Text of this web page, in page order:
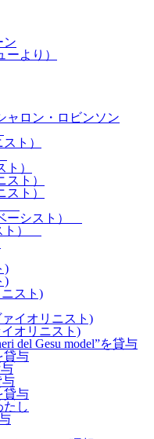
ン
より）
ロン・ロビンソン
ト）
）
ト）
ト）
ーシスト）
ト）
)
)
スト)
イオリニスト)
オリニスト)
del Gesu model”を貸与
貸与
与
貸与
し